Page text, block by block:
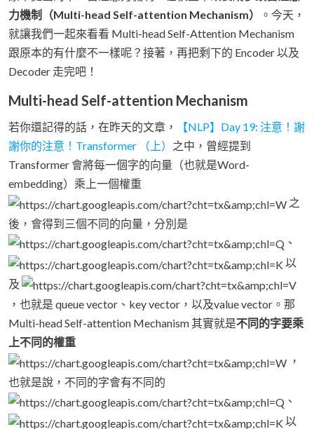
力機制（Multi-head Self-attention Mechanism）
。今天，
就讓我們一起來看看 Multi-head Self-Attention Mechanism
跟原本的有什麼不一樣呢？接著，再把剩下的 Encoder 以及
Decoder 走完吧！
Multi-head Self-attention Mechanism
若你還記得的話，在昨天的文章，
【NLP】Day 19: 注意！謝
謝你的注意！Transformer （上） 之中，曾經提到
Transformer 會將每一個字的向量（也就是Word-
embedding）乘上一個權重
之
後，會得到三個不同的向量，分別是
、
以
及
，也就是 queue vector、key vector，以及value vector。那
Multi-head Self-attention Mechanism 其實就是不同的字要乘
上不同的權重
，
也就是說，不同的字會有不同的
、
以